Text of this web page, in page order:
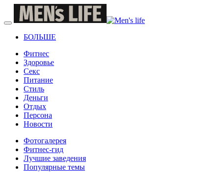
БОЛЬШЕ
Фитнес
Здоровье
Секс
Питание
Стиль
Деньги
Отдых
Персона
Новости
Фотогалерея
Фитнес-гид
Лучшие заведения
Популярные темы